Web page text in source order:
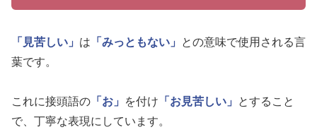
「見苦しい」 は 「みっともない」
との意味で使用される言
葉です。
これに接頭語の 「お」 を付け 「お見苦しい」
とすること
で、丁寧な表現にしています。